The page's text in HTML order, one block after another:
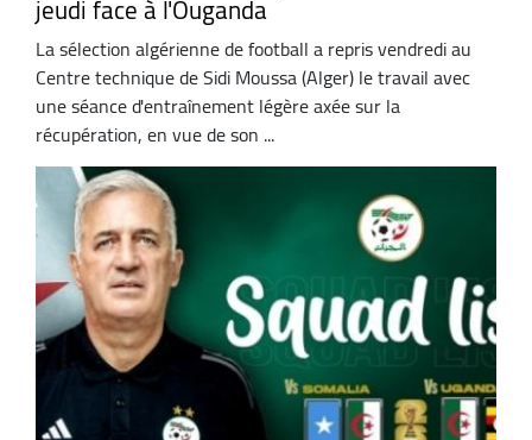
jeudi face à l'Ouganda
La sélection algérienne de football a repris vendredi au
Centre technique de Sidi Moussa (Alger) le travail avec
une séance d'entraînement légère axée sur la
récupération, en vue de son ...